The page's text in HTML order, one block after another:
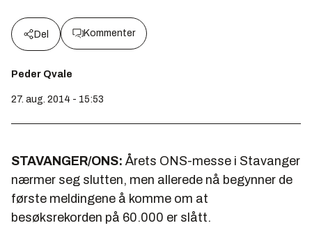
Del Kommenter
Peder Qvale
27. aug. 2014 - 15:53
STAVANGER/ONS: Årets ONS-messe i Stavanger
nærmer seg slutten, men allerede nå begynner de
første meldingene å komme om at
besøksrekorden på 60.000 er slått.